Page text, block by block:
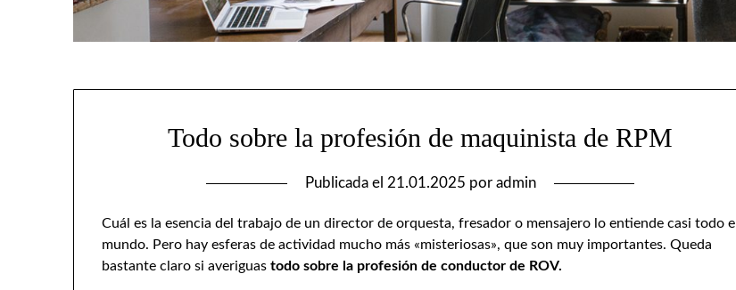
Todo sobre la profesión de maquinista de RPM
Publicada el 21.01.2025 por admin
Cuál es la esencia del trabajo de un director de orquesta, fresador o mensajero lo entiende casi todo el
mundo. Pero hay esferas de actividad mucho más «misteriosas», que son muy importantes. Queda
bastante claro si averiguastodo sobre la profesión de conductor de ROV.